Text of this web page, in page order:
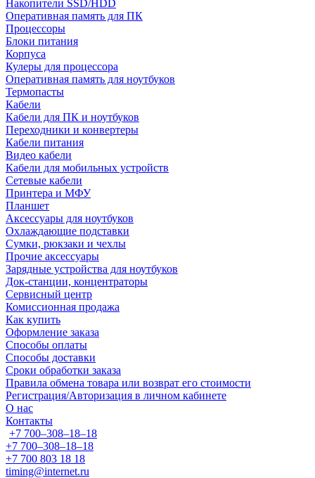
Накопители SSD/HDD
Оперативная память для ПК
Процессоры
Блоки питания
Корпуса
Кулеры для процессора
Оперативная память для ноутбуков
Термопасты
Кабели
Кабели для ПК и ноутбуков
Переходники и конвертеры
Кабели питания
Видео кабели
Кабели для мобильных устройств
Сетевые кабели
Принтера и МФУ
Планшет
Аксессуары для ноутбуков
Охлаждающие подставки
Сумки, рюкзаки и чехлы
Прочие аксессуары
Зарядные устройства для ноутбуков
Док-станции, концентраторы
Сервисный центр
Комиссионная продажа
Как купить
Оформление заказа
Способы оплаты
Способы доставки
Сроки обработки заказа
Правила обмена товара или возврат его стоимости
Регистрация/Авторизация в личном кабинете
О нас
Контакты
+7 700‒308‒18‒18
+7 700‒308‒18‒18
+7 700 803 18 18
timing@internet.ru